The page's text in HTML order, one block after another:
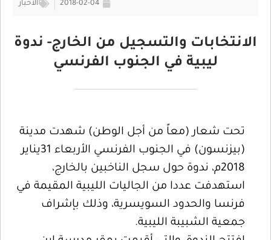
2018-02-04 الأخبار
الانتخابات والتسجيل من الخارج- ندوة
ليبية في الجنوب الفرنسي
تحت شعار (معاً من أجل الوطن) شهدت مدينة
(بيزنسون) في الجنوب الفرنسي الأربعاء 31يناير
2018م، ندوة حول سجل الناخبين بالخارج،
استهدفت عددا من الجاليات الليبية المقيمة في
فرنسا والحدود السويسرية، وذلك بإشراف
جمعية الشبيبة الليبية.